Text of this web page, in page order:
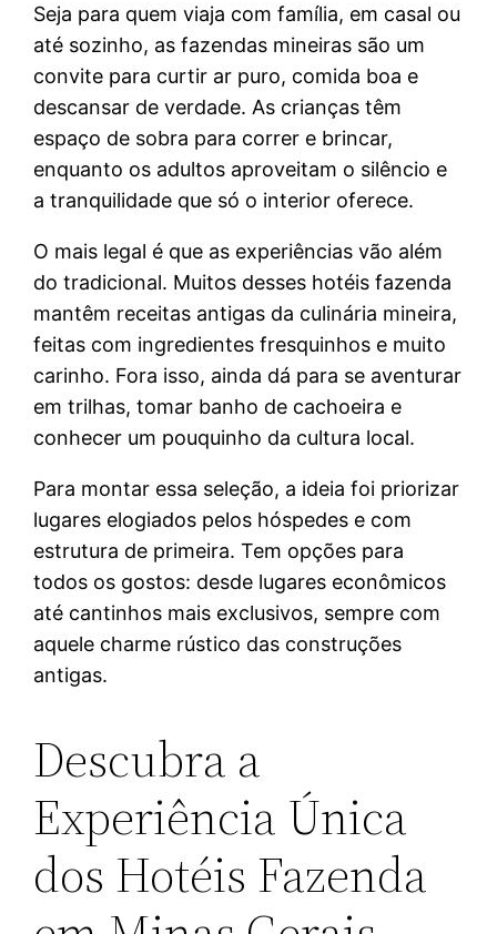
Seja para quem viaja com família, em casal ou
até sozinho, as fazendas mineiras são um
convite para curtir ar puro, comida boa e
descansar de verdade. As crianças têm
espaço de sobra para correr e brincar,
enquanto os adultos aproveitam o silêncio e
a tranquilidade que só o interior oferece.
O mais legal é que as experiências vão além
do tradicional. Muitos desses hotéis fazenda
mantêm receitas antigas da culinária mineira,
feitas com ingredientes fresquinhos e muito
carinho. Fora isso, ainda dá para se aventurar
em trilhas, tomar banho de cachoeira e
conhecer um pouquinho da cultura local.
Para montar essa seleção, a ideia foi priorizar
lugares elogiados pelos hóspedes e com
estrutura de primeira. Tem opções para
todos os gostos: desde lugares econômicos
até cantinhos mais exclusivos, sempre com
aquele charme rústico das construções
antigas.
Descubra a
Experiência Única
dos Hotéis Fazenda